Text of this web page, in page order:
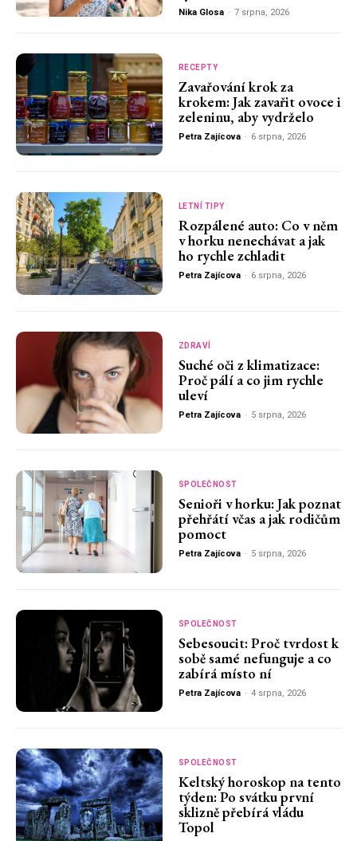
Nika Glosa - 7 srpna, 2026
RECEPTY
Zavařování krok za
krokem: Jak zavařit ovoce i
zeleninu, aby vydrželo
Petra Zajícova - 6 srpna, 2026
LETNÍ TIPY
Rozpálené auto: Co v něm
v horku nenechávat a jak
ho rychle zchladit
Petra Zajícova - 6 srpna, 2026
ZDRAVÍ
Suché oči z klimatizace:
Proč pálí a co jim rychle
uleví
Petra Zajícova - 5 srpna, 2026
SPOLEČNOST
Senioři v horku: Jak poznat
přehřátí včas a jak rodičům
pomoct
Petra Zajícova - 5 srpna, 2026
SPOLEČNOST
Sebesoucit: Proč tvrdost k
sobě samé nefunguje a co
zabírá místo ní
Petra Zajícova - 4 srpna, 2026
SPOLEČNOST
Keltský horoskop na tento
týden: Po svátku první
sklizně přebírá vládu
Topol